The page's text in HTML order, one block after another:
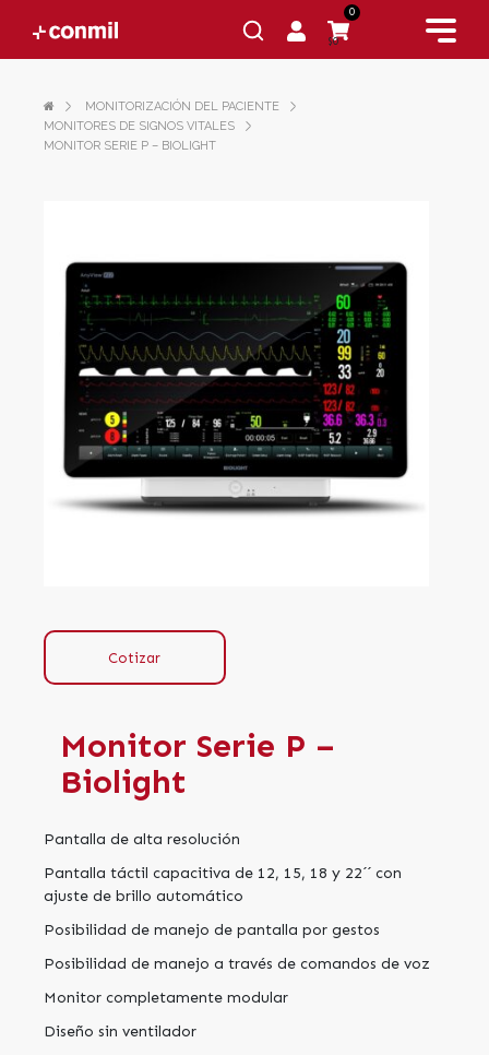
0
$0
MONITORIZACIÓN DEL PACIENTE
MONITORES DE SIGNOS VITALES
MONITOR SERIE P – BIOLIGHT
Cotizar
Monitor Serie P –
Biolight
Pantalla de alta resolución
Pantalla táctil capacitiva de 12, 15, 18 y 22´´ con
ajuste de brillo automático
Posibilidad de manejo de pantalla por gestos
Posibilidad de manejo a través de comandos de voz
Monitor completamente modular
Diseño sin ventilador